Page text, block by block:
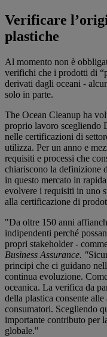
Verificare
plastiche
Al momento non è
verifichi che i prodotti di
derivati dagli oceani -
solo in parte.
The Ocean Cleanup ha
proprio lavoro scegliendo
nelle certificazioni di
utilizza. Per un anno e
requisiti e processi che
chiariscono la definizione
in questo mercato in
evolvere i requisiti in uno
alla certificazione di
"Da oltre 150 anni
indipendenti perché
propri stakeholder -
Business Assurance. "
principi che ci guidano
continua evoluzione.
oceanica. La verifica da
della plastica consente
consumatori. Scegliendo
importante contributo per
globale."